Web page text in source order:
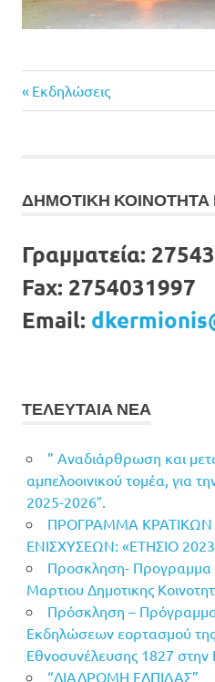
Πλοήγηση
Previous
Post:
Εκδηλώσεις
ΔΗΜΟΤΙΚΗ ΚΟΙΝΟΤΗΤΑ
Γραμματεία:
Fax: 2754031997
Email:
ΤΕΛΕΥΤΑΙΑ ΝΕΑ
” Αναδιάρθρωση και
αμπελοοινικού τομέα, για
2025-2026″.
ΠΡΟΓΡΑΜΜΑ
ΕΝΙΣΧΥΣΕΩΝ: «ΕΤΗΣΙΟ
Προσκληση- Προγραμμα
Μαρτιου Δημοτικης
Πρόσκληση –
Εκδηλώσεων εορτασμού της
Εθνοσυνέλευσης 1827 στην
“ΔΙΑΔΡΟΜΗ ΕΛΠΙΔΑΣ”